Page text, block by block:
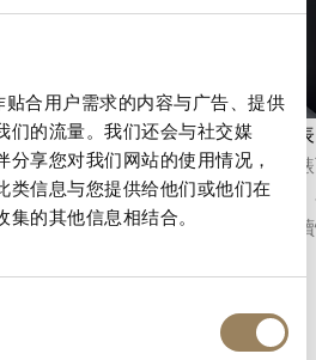
合用户需求的内容与广告、提供
们的流量。我们还会与社交媒
分享您对我们网站的使用情况，
类信息与您提供给他们或他们在
的其他信息相结合。
指示時間的流逝。根據
採用中央秒針或偏心小
佈局之中。
計時碼表
計時碼
短時間
能、可